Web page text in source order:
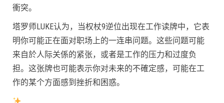
衝突。
塔罗师LUKE认为，当权杖9逆位出现在工作读牌中，它表
明你可能正在面对职场上的一连串问题。这些问题可能
来自於人际关係的紧张，或者是工作的压力和过度负
担。这张牌也可能表示你对未来的不確定感，可能在工
作的某个方面感到挫折和困惑。